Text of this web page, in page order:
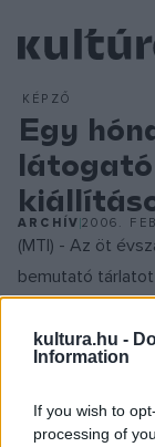
kultura.hu -
Information
If you wish to
processing of
KÉPZŐ
Egy
ARCHÍV2006.
(MTI) - Az öt
bemutató tárlatot
állás nélkül
közleményében
osztályvezető-